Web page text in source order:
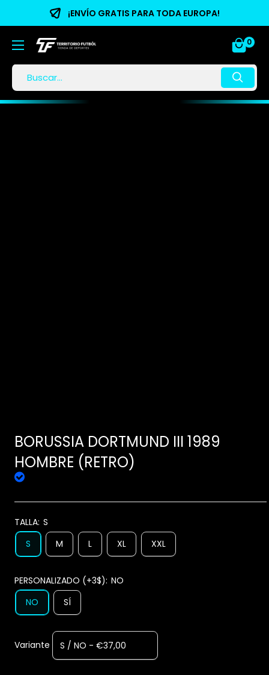
¡ENVÍO GRATIS PARA TODA EUROPA!
0
BORUSSIA DORTMUND III 1989
HOMBRE (RETRO)
TALLA: S
S
M L XL XXL
PERSONALIZADO (+3$): NO
NO
SÍ
Variante